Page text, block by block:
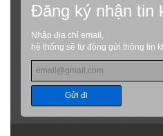
Đăng ký nhận tin
Nhập địa chỉ email,
hệ thống sẽ tự động gửi thông tin
Gửi đi